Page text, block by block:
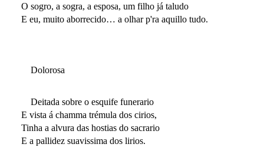
O sogro, a sogra, a esposa, um filho já taludo
E eu, muito aborrecido… a olhar p'ra aquillo tudo.
Dolorosa
Deitada sobre o esquife funerario
E vista á chamma trémula dos cirios,
Tinha a alvura das hostias do sacrario
E a pallidez suavissima dos lirios.